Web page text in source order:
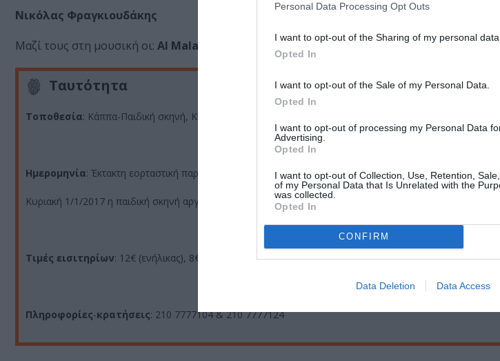
Personal Data Processing Opt Outs
I want to opt-out of the Sharing of my personal data.
Opted In
I want to opt-out of the Sale of my Personal Data.
Opted In
I want to opt-out of processing my Personal Data
Advertising.
Opted In
I want to opt-out of Collection, Use, Retention,
of my Personal Data that Is Unrelated with the
was collected.
Opted In
CONFIRM
Data Deletion Data Access
Νικόλας Φραγκιουδάκης
Μαζί τους στη μουσική οι: Al Malapolas Kalabokis, Professor Cosmic και Mr Finger από
Ταυτότητα
Τοποθεσία: Κάππα-Παιδική σκηνή, Κυψέλης 2, Κυψέλη
Ημερομηνία: Έκτακτη εορταστική παράσταση: Δευτέρα 26/12/2016 στις 11. 30 το πρωί
Κυριακή 1/1/2017 η παιδική σκηνή αργεί.
Τιμές εισιτηρίων: 12€ (ενήλικας), 8€ (παιδικό, ανέργων, πολυτέκνων, τριτέκνων με την επίδειξη
Πληροφορίες-κρατήσεις: 210 7777104 & 210 7777124